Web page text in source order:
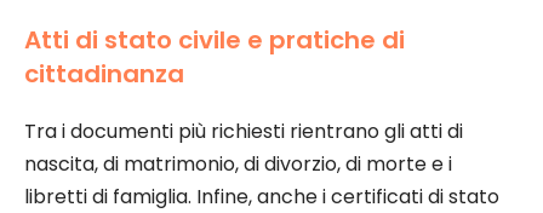
Atti di stato civile e pratiche di
cittadinanza
Tra i documenti più richiesti rientrano gli atti di
nascita, di matrimonio, di divorzio, di morte e i
libretti di famiglia. Infine, anche i certificati di stato